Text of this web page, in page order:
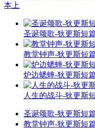
本上
圣诞颂歌-狄更斯短
教堂钟声-狄更斯短
炉边蟋蟀-狄更斯短
人生的战斗-狄更斯
圣诞颂歌-狄更斯短
教堂钟声-狄更斯短